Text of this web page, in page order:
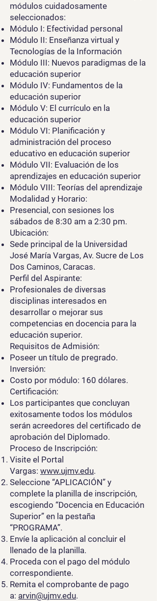
módulos cuidadosamente
seleccionados:
Módulo I: Efectividad personal
Módulo II: Enseñanza virtual y
Tecnologías de la Información
Módulo III: Nuevos paradigmas de la
educación superior
Módulo IV: Fundamentos de la
educación superior
Módulo V: El currículo en la
educación superior
Módulo VI: Planificación y
administración del proceso
educativo en educación superior
Módulo VII: Evaluación de los
aprendizajes en educación superior
Módulo VIII: Teorías del aprendizaje
Modalidad y Horario:
Presencial, con sesiones los
sábados de 8:30 am a 2:30 pm.
Ubicación:
Sede principal de la Universidad
José María Vargas, Av. Sucre de Los
Dos Caminos, Caracas.
Perfil del Aspirante:
Profesionales de diversas
disciplinas interesados en
desarrollar o mejorar sus
competencias en docencia para la
educación superior.
Requisitos de Admisión:
Poseer un título de pregrado.
Inversión:
Costo por módulo: 160 dólares.
Certificación:
Los participantes que concluyan
exitosamente todos los módulos
serán acreedores del certificado de
aprobación del Diplomado.
Proceso de Inscripción:
Visite el Portal
Vargas: www.ujmv.edu.
Seleccione “APLICACIÓN” y
complete la planilla de inscripción,
escogiendo “Docencia en Educación
Superior” en la pestaña
“PROGRAMA”.
Envíe la aplicación al concluir el
llenado de la planilla.
Proceda con el pago del módulo
correspondiente.
Remita el comprobante de pago
a: arvin@ujmv.edu.